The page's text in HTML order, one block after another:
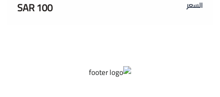
السعر 100 SAR